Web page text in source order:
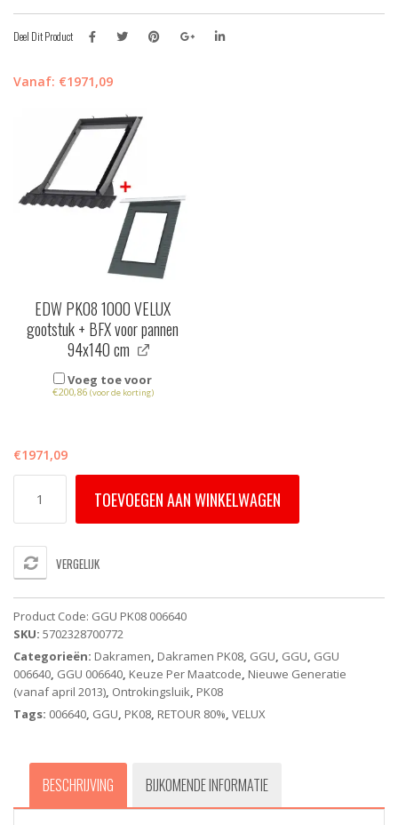
Deel Dit Product
Vanaf: €1971,09
EDW PK08 1000 VELUX
gootstuk + BFX voor pannen
94x140 cm
Voeg toe voor
€200,86 (voor de korting)
€1971,09
PK08
Star
wentelend
dakvenster
(94x140
cm)
aantal
TOEVOEGEN AAN WINKELWAGEN
VERGELIJK
Product Code: GGU PK08 006640
SKU: 5702328700772
Categorieën: Dakramen, Dakramen PK08, GGU, GGU, GGU
006640, GGU 006640, Keuze Per Maatcode, Nieuwe Generatie
(vanaf april 2013), Ontrokingsluik, PK08
Tags: 006640, GGU, PK08, RETOUR 80%, VELUX
BESCHRIJVING BIJKOMENDE INFORMATIE